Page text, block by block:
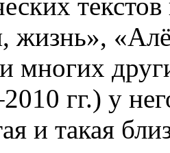
жизнь»,
многих
гг.) у
и такая